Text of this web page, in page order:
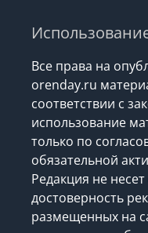
Все права на
orenday.ru
соответствии с
использование
только по
обязательной
Редакция не
достоверность
размещенных на